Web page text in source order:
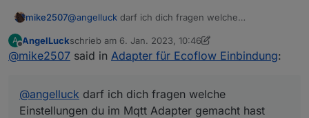
mike2507@angelluck darf ich dich fragen welche
damit du überhaupt Werte bekommst? Habe mir mal
die Benutzerdaten mit dem Script besorgt, komme
Danke
A
Offline
AngelLuckschrieb am 6. Jan. 2023, 10:46
zuletzt editiert von AngelLuck1. Juni 2023, 11:54
@mike2507 said in Adapter für Ecoflow Einbindung:
@angelluck darf ich dich fragen welche
Einstellungen du im Mqtt Adapter gemacht hast